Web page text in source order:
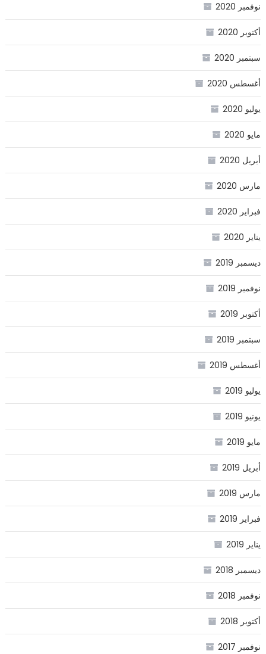
نوفمبر 2020
أكتوبر 2020
سبتمبر 2020
أغسطس 2020
يوليو 2020
مايو 2020
أبريل 2020
مارس 2020
فبراير 2020
يناير 2020
ديسمبر 2019
نوفمبر 2019
أكتوبر 2019
سبتمبر 2019
أغسطس 2019
يوليو 2019
يونيو 2019
مايو 2019
أبريل 2019
مارس 2019
فبراير 2019
يناير 2019
ديسمبر 2018
نوفمبر 2018
أكتوبر 2018
نوفمبر 2017